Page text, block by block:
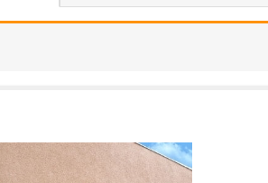
貴院は浦和駅近くの好
患者さんが多く来院され
なさんで一緒に来られ
て、それぞれ眼科と耳鼻